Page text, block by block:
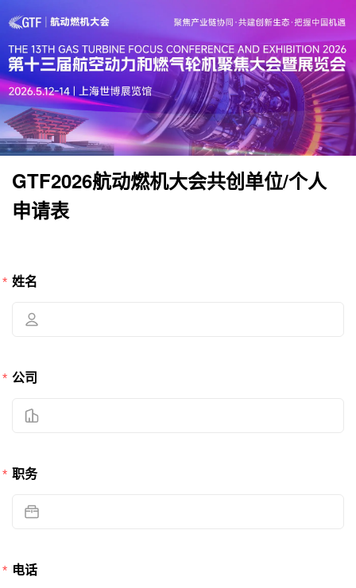
GTF2026航动燃机大会共创单位/个人
申请表
姓名
公司
职务
电话